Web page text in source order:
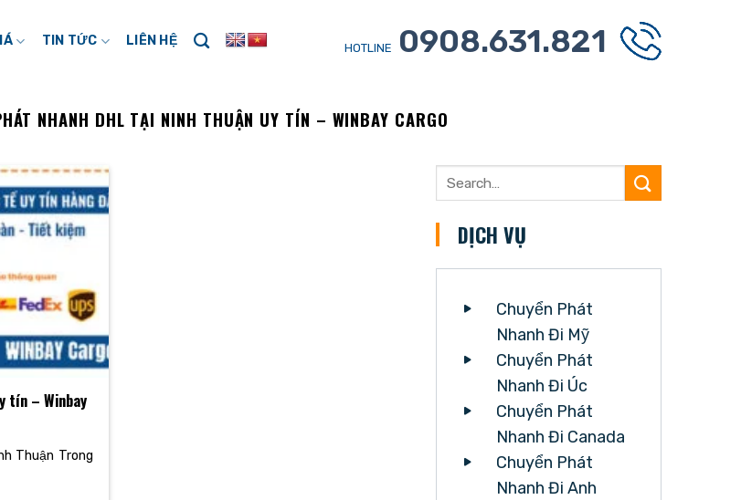
TIN TỨC LIÊN HỆ HOTLINE 0908.631.821
NHANH DHL TẠI NINH THUẬN UY TÍN – WINBAY CARGO
tín – Winbay
Thuận Trong
DỊCH VỤ
Chuyển Phát
Nhanh Đi Mỹ
Chuyển Phát
Nhanh Đi Úc
Chuyển Phát
Nhanh Đi Canada
Chuyển Phát
Nhanh Đi Anh